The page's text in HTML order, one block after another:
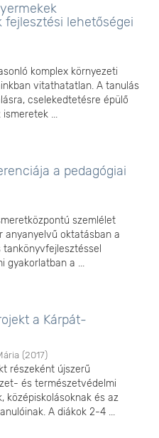
lehetőségei
komplex környezeti
vitathatatlan. A tanulás
cselekedtetésre épülő
...
a pedagógiai
szemlélet
anyanyelvű oktatásban a
gyakorlatban a ...
a Kárpát-
(2017)
részeként újszerű
és természetvédelmi
középiskolásoknak és az
A diákok 2-4 ...